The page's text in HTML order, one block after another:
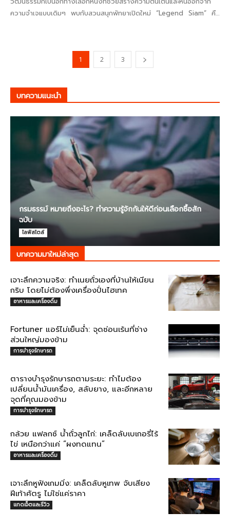
ความจำเจแบบเดิมๆ พบกับสวนสนุกพัทยาเปิดใหม่ “Legend Siam” คือ
1 2 3
บทความแนะนำ
กรมธรรม์ หมายถึงอะไร? ทำความรู้จักกันให้ดีก่อนเลือกซื้อสัก
ฉบับ
ไลฟ์สไตล์
บทความมาใหม่ล่าสุด
เจาะลึกความจริง: ทำเนยถั่วเองที่บ้านให้เนียน
กริบ โดยไม่ต้องพึ่งเครื่องปั่นไฮเทค
อาหารและเครื่องดื่ม
Fortuner แอร์ไม่เย็นฉ่ำ: จุดซ่อนเร้นที่ช่าง
ส่วนใหญ่มองข้าม
การบำรุงรักษารถ
ตารางบำรุงรักษารถตามระยะ: ทำไมต้อง
เปลี่ยนน้ำมันเครื่อง, สลับยาง, และอีกหลาย
จุดที่คุณมองข้าม
การบำรุงรักษารถ
กล้วย แฟลกซ์ น้ำถั่วลูกไก่: เคล็ดลับเบเกอรี่ไร้
ไข่ เหนือกว่าแค่ “ผงทดแทน”
อาหารและเครื่องดื่ม
เจาะลึกหูฟังเกมมิ่ง: เคล็ดลับหูเทพ จับเสียง
ฝีเท้าศัตรู ไม่ใช่แค่ราคา
แกดเจ็ตและรีวิว